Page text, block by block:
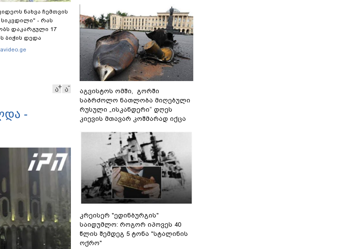
ნახვა ჩემთვის
სიკვდილი" - რას
დაკარგული 17
ბიჭის დედა
სადაც
ა ა
-
აგვისტოს ომში, გორში
საბრძოლო ნათლობა მიღებული
რუსული „ისკანდერი“ დღეს
კიევის მთავარ კოშმარად იქცა
კრეისერ "ედინბურგის"
საიდუმლო: როგორ იპოვეს 40
წლის შემდეგ 5 ტონა "სტალინის
ოქრო"